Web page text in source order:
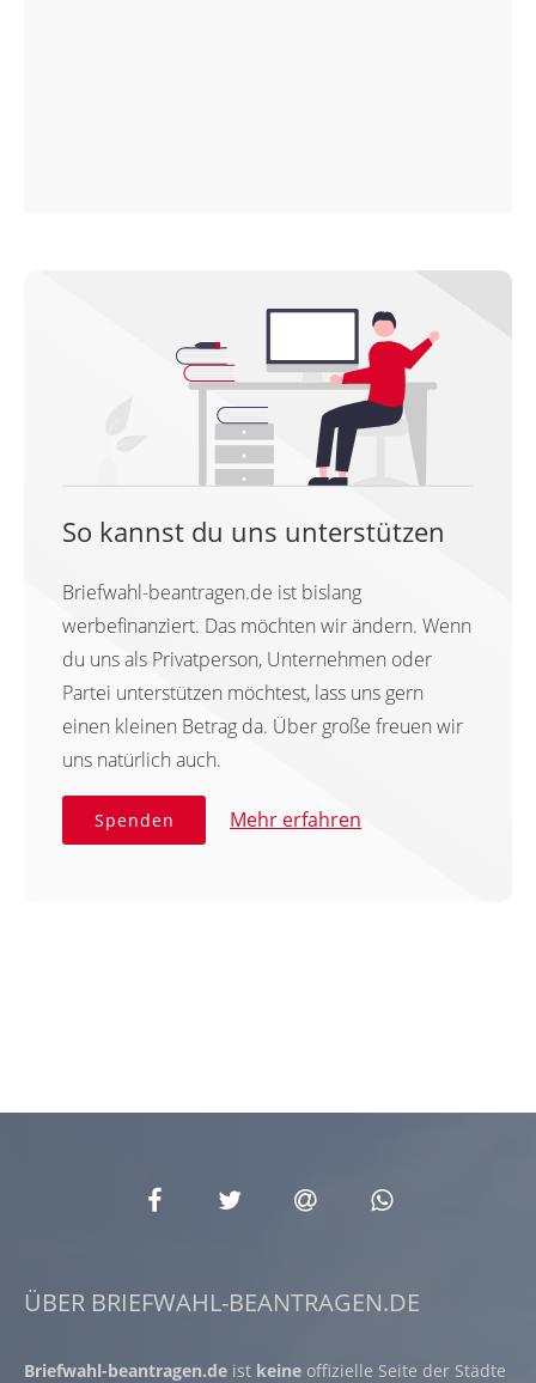
So kannst du uns unterstützen
Briefwahl-beantragen.de ist bislang
werbefinanziert. Das möchten wir ändern. Wenn
du uns als Privatperson, Unternehmen oder
Partei unterstützen möchtest, lass uns gern
einen kleinen Betrag da. Über große freuen wir
uns natürlich auch.
Spenden Mehr erfahren
ÜBER BRIEFWAHL-BEANTRAGEN.DE
Briefwahl-beantragen.de ist keine offizielle Seite der Städte